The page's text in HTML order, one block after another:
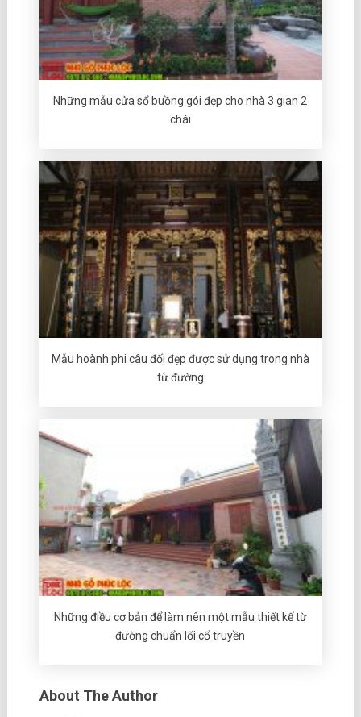
Những mẫu cửa sổ buồng gói đẹp cho nhà 3 gian 2
chái
Mẫu hoành phi câu đối đẹp được sử dụng trong nhà
từ đường
Những điều cơ bản để làm nên một mẫu thiết kế từ
đường chuẩn lối cổ truyền
About The Author